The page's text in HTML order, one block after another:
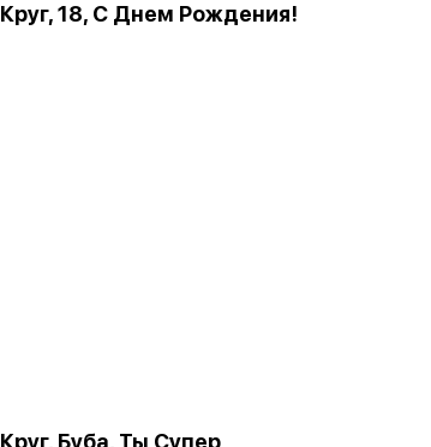
Круг, 18, С Днем Рождения!
Круг, Буба, Ты Супер